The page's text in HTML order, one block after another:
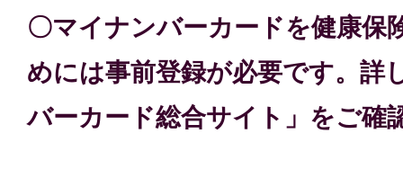
〇マイナンバーカードを健康保
めには事前登録が必要です。詳
バーカード総合サイト」をご確